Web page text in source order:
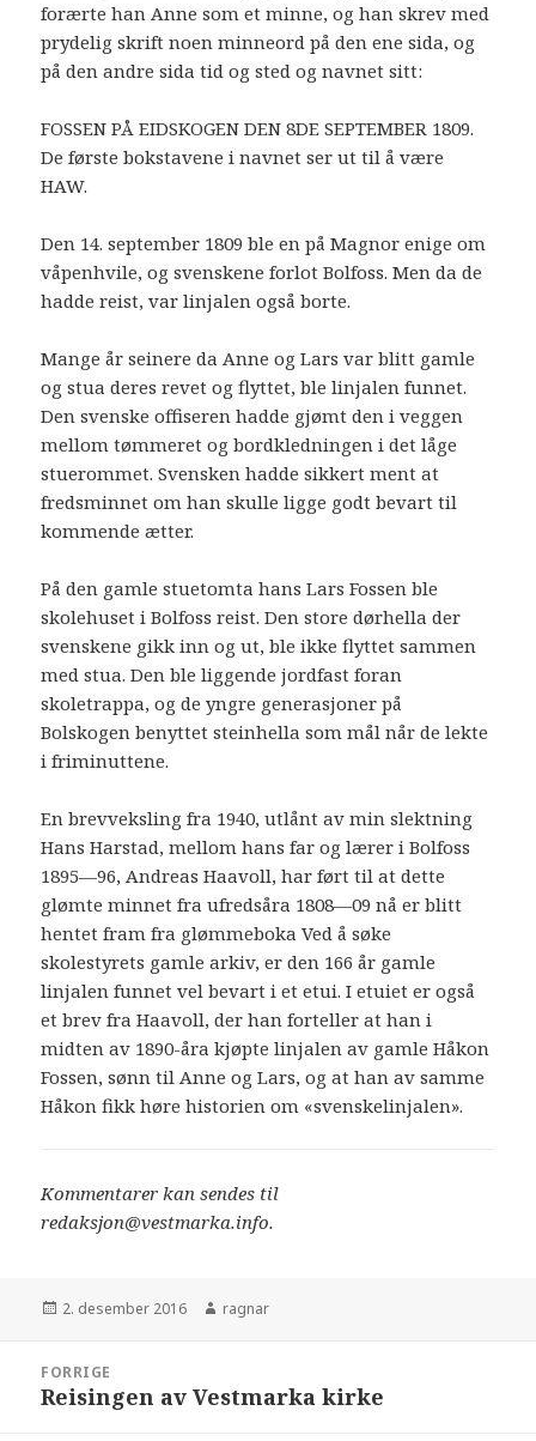
forærte han Anne som et minne, og han skrev med
prydelig skrift noen minneord på den ene sida, og
på den andre sida tid og sted og navnet sitt:
FOSSEN PÅ EIDSKOGEN DEN 8DE SEPTEMBER 1809.
De første bokstavene i navnet ser ut til å være
HAW.
Den 14. september 1809 ble en på Magnor enige om
våpenhvile, og svenskene forlot Bolfoss. Men da de
hadde reist, var linjalen også borte.
Mange år seinere da Anne og Lars var blitt gamle
og stua deres revet og flyttet, ble linjalen funnet.
Den svenske offiseren hadde gjømt den i veggen
mellom tømmeret og bordkledningen i det låge
stuerommet. Svensken hadde sikkert ment at
fredsminnet om han skulle ligge godt bevart til
kommende ætter.
På den gamle stuetomta hans Lars Fossen ble
skolehuset i Bolfoss reist. Den store dørhella der
svenskene gikk inn og ut, ble ikke flyttet sammen
med stua. Den ble liggende jordfast foran
skoletrappa, og de yngre generasjoner på
Bolskogen benyttet steinhella som mål når de lekte
i friminuttene.
En brevveksling fra 1940, utlånt av min slektning
Hans Harstad, mellom hans far og lærer i Bolfoss
1895—96, Andreas Haavoll, har ført til at dette
glømte minnet fra ufredsåra 1808—09 nå er blitt
hentet fram fra glømmeboka Ved å søke
skolestyrets gamle arkiv, er den 166 år gamle
linjalen funnet vel bevart i et etui. I etuiet er også
et brev fra Haavoll, der han forteller at han i
midten av 1890-åra kjøpte linjalen av gamle Håkon
Fossen, sønn til Anne og Lars, og at han av samme
Håkon fikk høre historien om «svenskelinjalen».
Kommentarer kan sendes til
redaksjon@vestmarka.info.
Publisert
2. desember 2016 Forfatter
ragnar
FORRIGE
Forrige
Reisingen av Vestmarka kirke